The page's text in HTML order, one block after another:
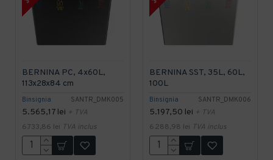
Binsignia SANTR_DMK005
BERNINA PC, 4x60L,
113x28x84 cm
5.565,17 lei + TVA
6.733,86 lei TVA inclus
Binsignia SANTR_DMK006
BERNINA SST, 35L, 60L,
100L
5.197,50 lei + TVA
6.288,98 lei TVA inclus